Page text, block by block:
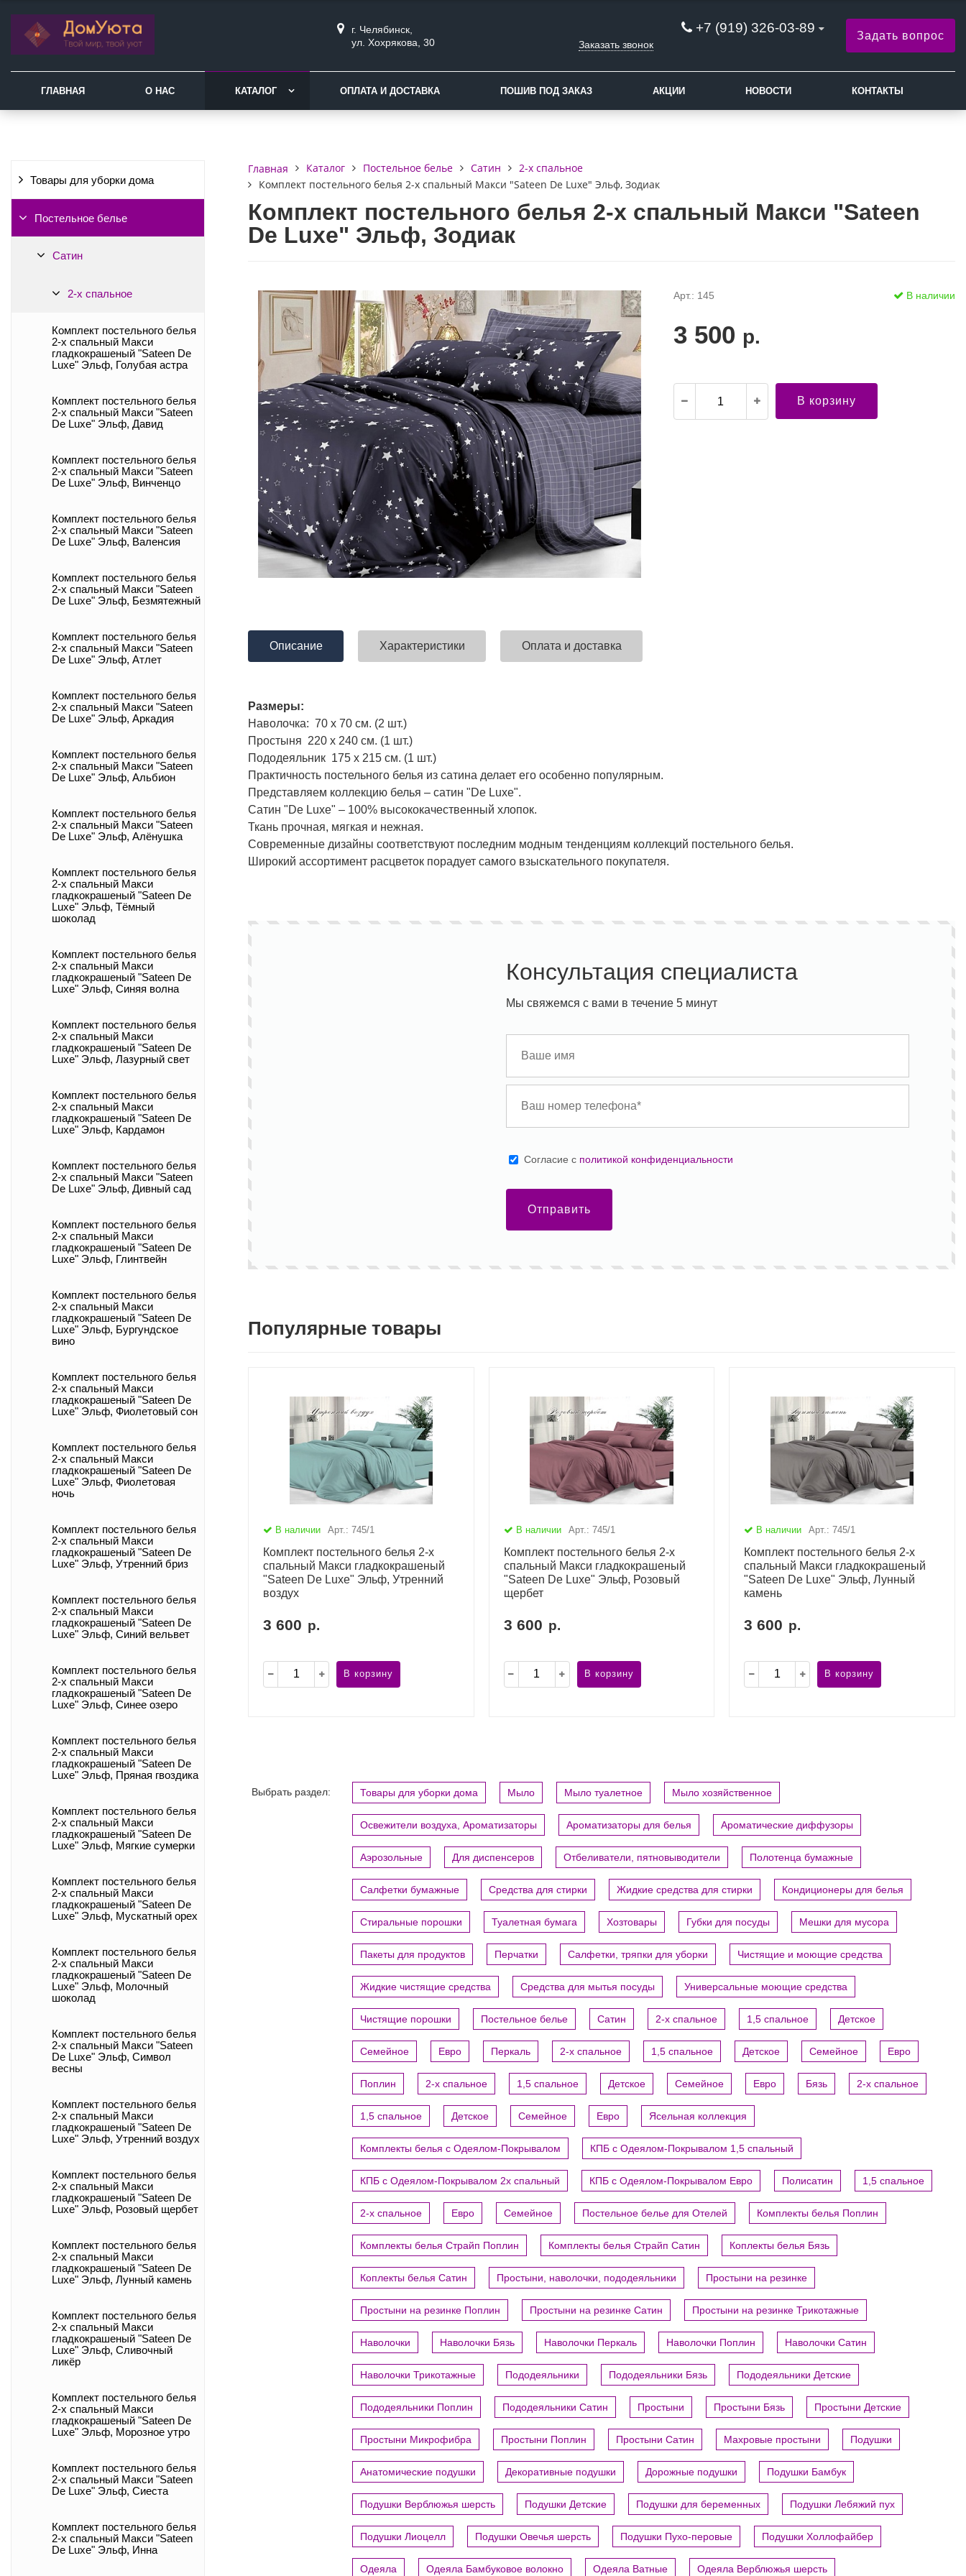
г. Челябинск,
ул. Хохрякова, 30
+7 (919) 326-03-89
Заказать звонок
Задать вопрос
ГЛАВНАЯ О НАС КАТАЛОГ ОПЛАТА И ДОСТАВКА ПОШИВ ПОД ЗАКАЗ АКЦИИ НОВОСТИ КОНТАКТЫ
Товары для уборки дома
Постельное белье
Сатин
2-х спальное
Комплект постельного белья
2-х спальный Макси
гладкокрашеный "Sateen De
Luxe" Эльф, Голубая астра
Комплект постельного белья
2-х спальный Макси "Sateen
De Luxe" Эльф, Давид
Комплект постельного белья
2-х спальный Макси "Sateen
De Luxe" Эльф, Винченцо
Комплект постельного белья
2-х спальный Макси "Sateen
De Luxe" Эльф, Валенсия
Комплект постельного белья
2-х спальный Макси "Sateen
De Luxe" Эльф, Безмятежный
Комплект постельного белья
2-х спальный Макси "Sateen
De Luxe" Эльф, Атлет
Комплект постельного белья
2-х спальный Макси "Sateen
De Luxe" Эльф, Аркадия
Комплект постельного белья
2-х спальный Макси "Sateen
De Luxe" Эльф, Альбион
Комплект постельного белья
2-х спальный Макси "Sateen
De Luxe" Эльф, Алёнушка
Комплект постельного белья
2-х спальный Макси
гладкокрашеный "Sateen De
Luxe" Эльф, Тёмный
шоколад
Комплект постельного белья
2-х спальный Макси
гладкокрашеный "Sateen De
Luxe" Эльф, Синяя волна
Комплект постельного белья
2-х спальный Макси
гладкокрашеный "Sateen De
Luxe" Эльф, Лазурный свет
Комплект постельного белья
2-х спальный Макси
гладкокрашеный "Sateen De
Luxe" Эльф, Кардамон
Комплект постельного белья
2-х спальный Макси "Sateen
De Luxe" Эльф, Дивный сад
Комплект постельного белья
2-х спальный Макси
гладкокрашеный "Sateen De
Luxe" Эльф, Глинтвейн
Комплект постельного белья
2-х спальный Макси
гладкокрашеный "Sateen De
Luxe" Эльф, Бургундское
вино
Комплект постельного белья
2-х спальный Макси
гладкокрашеный "Sateen De
Luxe" Эльф, Фиолетовый сон
Комплект постельного белья
2-х спальный Макси
гладкокрашеный "Sateen De
Luxe" Эльф, Фиолетовая
ночь
Комплект постельного белья
2-х спальный Макси
гладкокрашеный "Sateen De
Luxe" Эльф, Утренний бриз
Комплект постельного белья
2-х спальный Макси
гладкокрашеный "Sateen De
Luxe" Эльф, Синий вельвет
Комплект постельного белья
2-х спальный Макси
гладкокрашеный "Sateen De
Luxe" Эльф, Синее озеро
Комплект постельного белья
2-х спальный Макси
гладкокрашеный "Sateen De
Luxe" Эльф, Пряная гвоздика
Комплект постельного белья
2-х спальный Макси
гладкокрашеный "Sateen De
Luxe" Эльф, Мягкие сумерки
Комплект постельного белья
2-х спальный Макси
гладкокрашеный "Sateen De
Luxe" Эльф, Мускатный орех
Комплект постельного белья
2-х спальный Макси
гладкокрашеный "Sateen De
Luxe" Эльф, Молочный
шоколад
Комплект постельного белья
2-х спальный Макси "Sateen
De Luxe" Эльф, Символ
весны
Комплект постельного белья
2-х спальный Макси
гладкокрашеный "Sateen De
Luxe" Эльф, Утренний воздух
Комплект постельного белья
2-х спальный Макси
гладкокрашеный "Sateen De
Luxe" Эльф, Розовый щербет
Комплект постельного белья
2-х спальный Макси
гладкокрашеный "Sateen De
Luxe" Эльф, Лунный камень
Комплект постельного белья
2-х спальный Макси
гладкокрашеный "Sateen De
Luxe" Эльф, Сливочный
ликёр
Комплект постельного белья
2-х спальный Макси
гладкокрашеный "Sateen De
Luxe" Эльф, Морозное утро
Комплект постельного белья
2-х спальный Макси "Sateen
De Luxe" Эльф, Сиеста
Комплект постельного белья
2-х спальный Макси "Sateen
De Luxe" Эльф, Инна
Главная Каталог Постельное белье Сатин
2-х спальное
Комплект постельного белья 2-х спальный Макси "Sateen De Luxe" Эльф, Зодиак
Комплект постельного белья 2-х спальный Макси "Sateen
De Luxe" Эльф, Зодиак
Арт.: 145 В наличии
3 500 р.
В корзину
Описание Характеристики Оплата и доставка
Размеры:
Наволочка: 70 х 70 см. (2 шт.)
Простыня 220 х 240 см. (1 шт.)
Пододеяльник 175 х 215 см. (1 шт.)
Практичность постельного белья из сатина делает его особенно популярным.
Представляем коллекцию белья – сатин "De Luxe".
Сатин "De Luxe" – 100% высококачественный хлопок.
Ткань прочная, мягкая и нежная.
Современные дизайны соответствуют последним модным тенденциям коллекций постельного белья.
Широкий ассортимент расцветок порадует самого взыскательного покупателя.
Консультация специалиста
Мы свяжемся с вами в течение 5 минут
Cогласие с политикой конфиденциальности
Отправить
Популярные товары
В наличии Арт.: 745/1
Комплект постельного белья 2-х
спальный Макси гладкокрашеный
"Sateen De Luxe" Эльф, Утренний
воздух
3 600 р.
В корзину
В наличии Арт.: 745/1
Комплект постельного белья 2-х
спальный Макси гладкокрашеный
"Sateen De Luxe" Эльф, Розовый
щербет
3 600 р.
В корзину
В наличии Арт.: 745/1
Комплект постельного белья 2-х
спальный Макси гладкокрашеный
"Sateen De Luxe" Эльф, Лунный
камень
3 600 р.
В корзину
Выбрать раздел: Товары для уборки дома Мыло Мыло туалетное Мыло хозяйственное
Освежители воздуха, Ароматизаторы Ароматизаторы для белья Ароматические диффузоры
Аэрозольные Для диспенсеров Отбеливатели, пятновыводители Полотенца бумажные
Салфетки бумажные Средства для стирки Жидкие средства для стирки Кондиционеры для белья
Стиральные порошки Туалетная бумага Хозтовары Губки для посуды Мешки для мусора
Пакеты для продуктов Перчатки Салфетки, тряпки для уборки Чистящие и моющие средства
Жидкие чистящие средства Средства для мытья посуды Универсальные моющие средства
Чистящие порошки Постельное белье Сатин 2-х спальное 1,5 спальное Детское
Семейное Евро Перкаль 2-х спальное 1,5 спальное Детское Семейное Евро
Поплин 2-х спальное 1,5 спальное Детское Семейное Евро Бязь 2-х спальное
1,5 спальное Детское Семейное Евро Ясельная коллекция
Комплекты белья с Одеялом-Покрывалом КПБ с Одеялом-Покрывалом 1,5 спальный
КПБ с Одеялом-Покрывалом 2х спальный КПБ с Одеялом-Покрывалом Евро Полисатин 1,5 спальное
2-х спальное Евро Семейное Постельное белье для Отелей Комплекты белья Поплин
Комплекты белья Страйп Поплин Комплекты белья Страйп Сатин Коплекты белья Бязь
Коплекты белья Сатин Простыни, наволочки, пододеяльники Простыни на резинке
Простыни на резинке Поплин Простыни на резинке Сатин Простыни на резинке Трикотажные
Наволочки Наволочки Бязь Наволочки Перкаль Наволочки Поплин Наволочки Сатин
Наволочки Трикотажные Пододеяльники Пододеяльники Бязь Пододеяльники Детские
Пододеяльники Поплин Пододеяльники Сатин Простыни Простыни Бязь Простыни Детские
Простыни Микрофибра Простыни Поплин Простыни Сатин Махровые простыни Подушки
Анатомические подушки Декоративные подушки Дорожные подушки Подушки Бамбук
Подушки Верблюжья шерсть Подушки Детские Подушки для беременных Подушки Лебяжий пух
Подушки Лиоцелл Подушки Овечья шерсть Подушки Пухо-перовые Подушки Холлофайбер
Одеяла Одеяла Бамбуковое волокно Одеяла Ватные Одеяла Верблюжья шерсть